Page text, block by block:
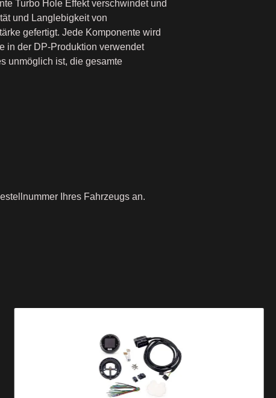
Turbo Hole Effekt verschwindet und
und Langlebigkeit von
gefertigt. Jede Komponente wird
in der DP-Produktion verwendet
unmöglich ist, die gesamte
Ihres Fahrzeugs an.